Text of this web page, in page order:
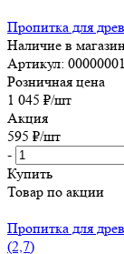
Пропитка для
Наличие в
Артикул:
Розничная цена
1 045 ₽/шт
Акция
595 ₽/шт
-
Купить
Товар по акции
Пропитка для
(2,7)